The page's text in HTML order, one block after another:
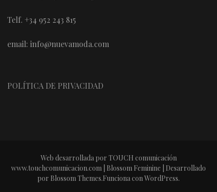
Telf. +34 952 243 815
email: info@nuevamoda.com
POLÍTICA DE PRIVACIDAD
Web desarrollada por TOUCH comunicación
www.touchcomunicacion.com | Blossom Feminine | Desarrollado
por Blossom Themes.Funciona con WordPress.